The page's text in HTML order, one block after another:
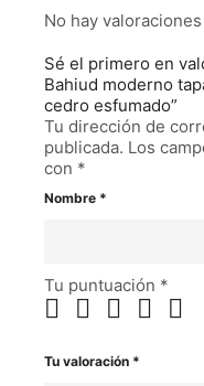
No hay
Sé el primero en
Bahiud moderno
cedro esfumado”
Tu dirección de
publicada. Los
con *
Nombre *
Tu puntuación *
Tu valoración *